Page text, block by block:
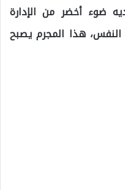
ضوء أخضر من الإدارة
النفس، هذا المجرم يصبح